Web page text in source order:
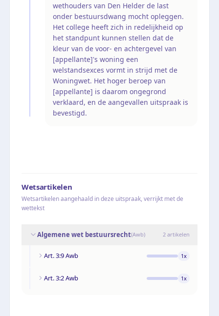
wethouders van Den Helder de last
onder bestuursdwang mocht opleggen.
Het college heeft zich in redelijkheid op
het standpunt kunnen stellen dat de
kleur van de voor- en achtergevel van
[appellante]'s woning een
welstandsexces vormt in strijd met de
Woningwet. Het hoger beroep van
[appellante] is daarom ongegrond
verklaard, en de aangevallen uitspraak is
bevestigd.
Wetsartikelen
Wetsartikelen aangehaald in deze uitspraak, verrijkt met de
wettekst
Algemene wet bestuursrecht(Awb) 2 artikelen
Art. 3:9 Awb 1x
Art. 3:2 Awb 1x